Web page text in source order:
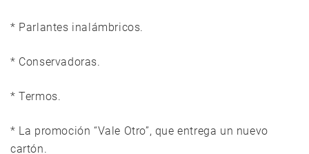
* Parlantes inalámbricos.
* Conservadoras.
* Termos.
* La promoción “Vale Otro”, que entrega un nuevo
cartón.